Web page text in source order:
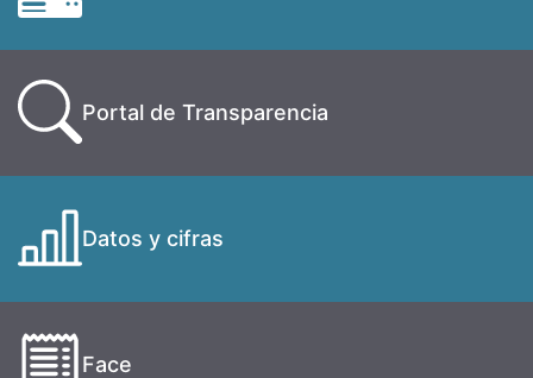
Portal de Transparencia
Datos y cifras
Face